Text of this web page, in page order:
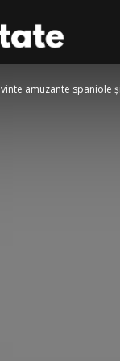
Cetate
amuzante spaniole